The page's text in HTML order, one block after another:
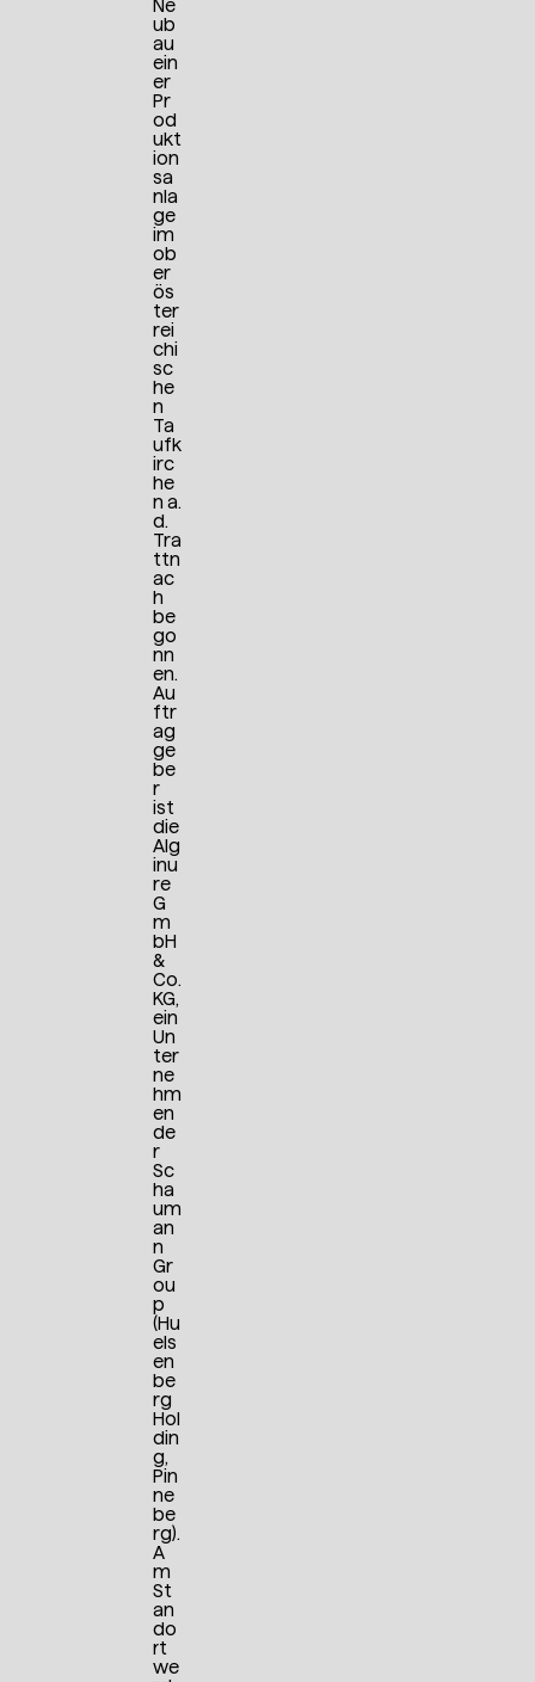
Ne
ub
au
ein
er
Pr
od
ukt
ion
sa
nla
ge
im
ob
er
ös
ter
rei
chi
sc
he
n
Ta
ufk
irc
he
n a.
d.
Tra
ttn
ac
h
be
go
nn
en.
Au
ftr
ag
ge
be
r
ist
die
Alg
inu
re
G
m
bH
&
Co.
KG,
ein
Un
ter
ne
hm
en
de
r
Sc
ha
um
an
n
Gr
ou
p
(Hu
els
en
be
rg
Hol
din
g,
Pin
ne
be
rg).
A
m
St
an
do
rt
we